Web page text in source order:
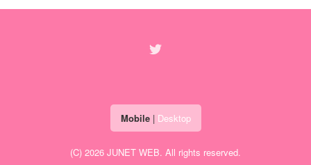
Mobile| Desktop
(C) 2026 JUNET WEB. All rights reserved.